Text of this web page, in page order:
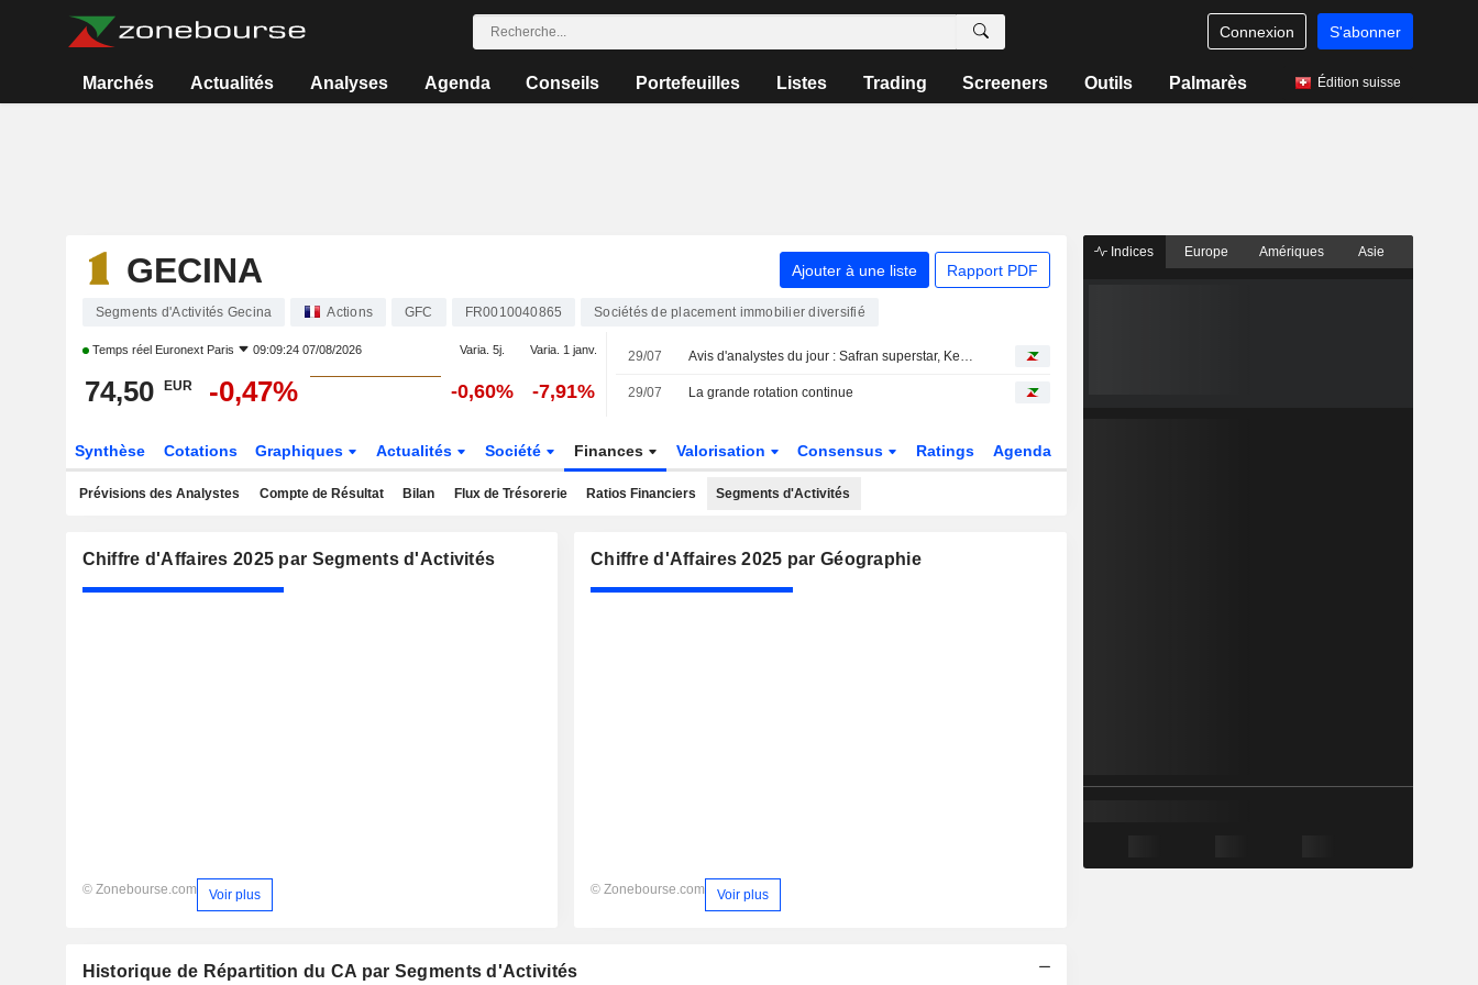
Connexion S'abonner
Marchés Actualités Analyses Agenda Conseils Portefeuilles Listes Trading Screeners Outils Palmarès Édition suisse
GECINA Ajouter à une liste Rapport PDF
Segments d'Activités Gecina Actions GFC FR0010040865 Sociétés de placement immobilier diversifié
Temps réel Euronext Paris 09:09:24 07/08/2026 Varia. 5j. Varia. 1 janv.
74,50 EUR -0,47% -0,60% -7,91%
29/07 Avis d'analystes du jour : Safran superstar, Kering se rachète
29/07 La grande rotation continue
Synthèse Cotations Graphiques Actualités Société Finances Valorisation Consensus Ratings Agenda
Prévisions des Analystes Compte de Résultat Bilan Flux de Trésorerie Ratios Financiers Segments d'Activités
Chiffre d'Affaires 2025 par Segments d'Activités
© Zonebourse.com Voir plus
Chiffre d'Affaires 2025 par Géographie
© Zonebourse.com Voir plus
Historique de Répartition du CA par Segments d'Activités
Indices Europe Amériques Asie